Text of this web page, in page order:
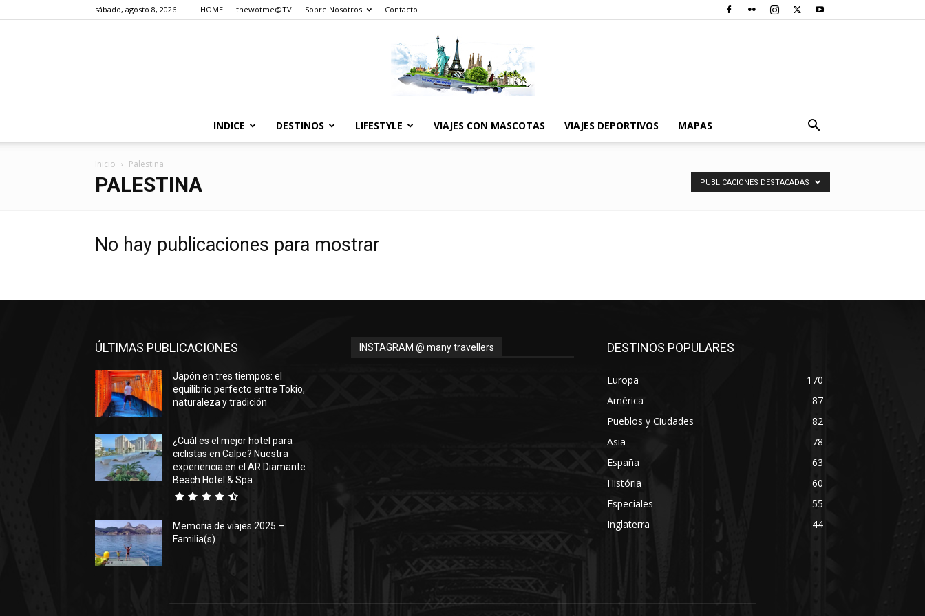
sábado, agosto 8, 2026 HOME thewotme@TV Sobre Nosotros Contacto
The
INDICE DESTINOS LIFESTYLE VIAJES CON MASCOTAS VIAJES DEPORTIVOS MAPAS
Inicio Palestina
PALESTINA PUBLICACIONES DESTACADAS
No hay publicaciones para mostrar
ÚLTIMAS PUBLICACIONES
Japón en tres tiempos: el
equilibrio perfecto entre Tokio,
naturaleza y tradición
¿Cuál es el mejor hotel para
ciclistas en Calpe? Nuestra
experiencia en el AR Diamante
Beach Hotel & Spa
Memoria de viajes 2025 –
Familia(s)
INSTAGRAM @ many travellers DESTINOS POPULARES
Europa
170
América
87
Pueblos y Ciudades
82
Asia
78
España
63
História
60
Especiales
55
Inglaterra
44